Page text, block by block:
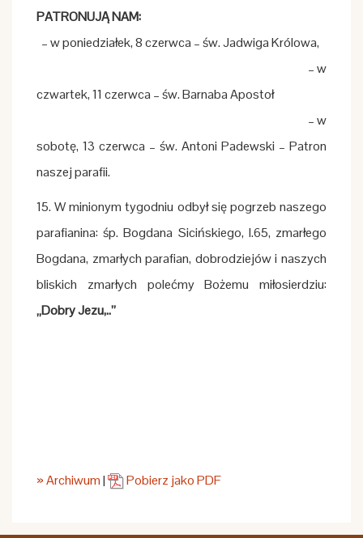
PATRONUJĄ NAM:
– w poniedziałek, 8 czerwca – św. Jadwiga Królowa,
– w
czwartek, 11 czerwca – św. Barnaba Apostoł
– w
sobotę, 13 czerwca – św. Antoni Padewski – Patron
naszej parafii.
15. W minionym tygodniu odbył się pogrzeb naszego
parafianina: śp. Bogdana Sicińskiego, l.65, zmarłego
Bogdana, zmarłych parafian, dobrodziejów i naszych
bliskich zmarłych polećmy Bożemu miłosierdziu:
„Dobry Jezu,..”
» Archiwum| Pobierz jako PDF